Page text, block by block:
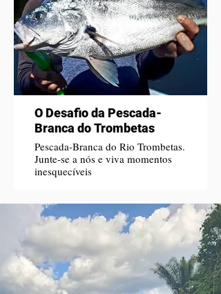
O Desafio da Pescada-
Branca do Trombetas
Pescada-Branca do Rio Trombetas.
Junte-se a nós e viva momentos
inesquecíveis